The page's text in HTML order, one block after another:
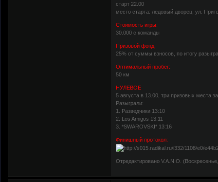
старт 22.00
место старта: ледовый дворец, ул.
Стоимость игры:
30.000 с команды
Призовой фонд:
25% от суммы взносов, по итогу
Оптимальный пробег:
50 км
НУЛЕВОЕ
5 августа в 13.00, три призовых места
Разыграли:
1. Разведчики 13:10
2. Los Amigos 13:11
3. *SWAROVSKI* 13:16
Финишный протокол:
Отредактировано V.A.N.O.